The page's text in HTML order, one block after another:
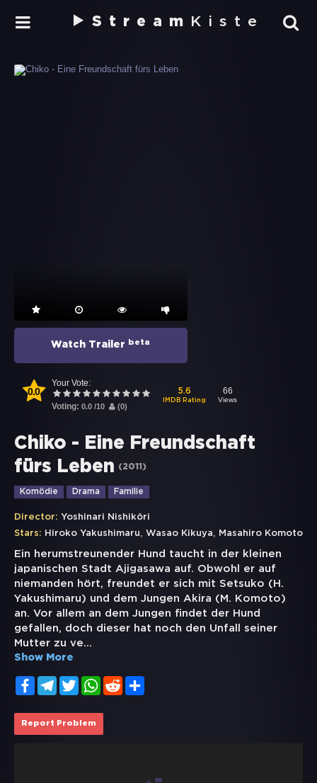
Stream Kiste
Watch Trailer beta
0.0
Your Vote:
Voting: 0.0 /10 (0)
5.6
IMDB Rating
66
Views
Chiko - Eine Freundschaft
fürs Leben
(2011 )
Komödie Drama Familie
Director: Yoshinari Nishikôri
Stars: Hiroko Yakushimaru, Wasao Kikuya, Masahiro Komoto
Ein herumstreunender Hund taucht in der kleinen
japanischen Stadt Ajigasawa auf. Obwohl er auf
niemanden hört, freundet er sich mit Setsuko (H.
Yakushimaru) und dem Jungen Akira (M. Komoto)
an. Vor allem an dem Jungen findet der Hund
gefallen, doch dieser hat noch den Unfall seiner
Mutter zu ve...
Show More
FacebookTelegramTwitterWhatsApp
Reddit
Report Problem